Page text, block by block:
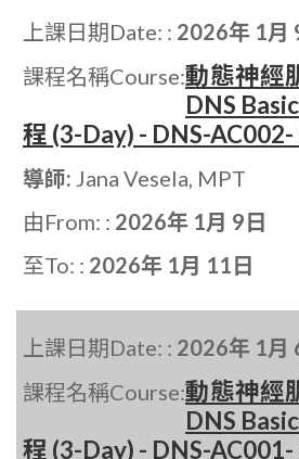
上課日期Date: : 2026年 1月
課程名稱Course:動態神經
DNS
程 (3-Day) - DNS-
導師: Jana Vesela, MPT
由From: : 2026年 1月 9日
至To: : 2026年 1月 11日
上課日期Date: : 2026年 1月
課程名稱Course:動態神經
DNS
程 (3-Day) - DNS-